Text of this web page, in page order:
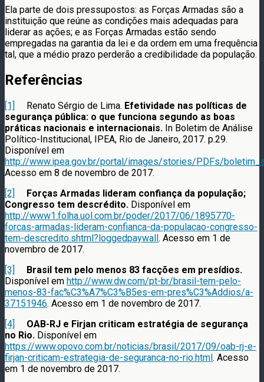
Ela parte de dois pressupostos: as Forças Armadas são a
instituição que reúne as condições mais adequadas para
liderar as ações; e as Forças Armadas estão sendo
empregadas na garantia da lei e da ordem em uma frequência
tal, que a médio prazo perderão a credibilidade da população.
Referências
[1] Renato Sérgio de Lima. Efetividade nas políticas de
segurança pública: o que funciona segundo as boas
práticas nacionais e internacionais. In Boletim de Análise
Político-Institucional, IPEA, Rio de Janeiro, 2017. p.29.
Disponível em
http://www.ipea.gov.br/portal/images/stories/PDFs/
Acesso em 8 de novembro de 2017.
[2]
Forças Armadas lideram confiança da população;
Congresso tem descrédito. Disponível em
http://www1.folha.uol.com.br/poder/2017/06/1895770-
forcas-armadas-lideram-confianca-da-populacao-congresso-
tem-descredito.shtml?loggedpaywall. Acesso em 1 de
novembro de 2017.
[3]
Brasil tem pelo menos 83 facções em presídios.
Disponível em http://www.dw.com/pt-br/brasil-tem-pelo-
menos-83-fac%C3%A7%C3%B5es-em-pres%C3%Addios/a-
37151946. Acesso em 1 de novembro de 2017.
[4]
OAB-RJ e Firjan criticam estratégia de segurança
no Rio. Disponível em
https://www.opovo.com.br/noticias/brasil/2017/09/oab-rj-e-
firjan-criticam-estrategia-de-seguranca-no-rio.html. Acesso
em 1 de novembro de 2017.